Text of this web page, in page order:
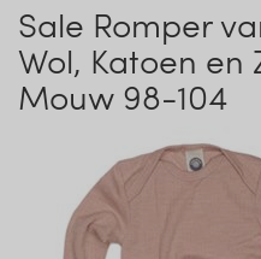
Sale Romper
Wol, Katoen en
Mouw 98-104